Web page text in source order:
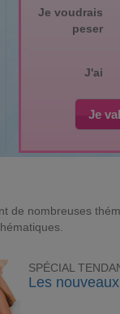
Je voudrais
peser
J'ai
Je
de nombreuses
SPÉCIAL
Les